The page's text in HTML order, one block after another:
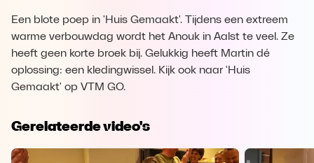
Een blote poep in 'Huis Gemaakt'. Tijdens een extreem
warme verbouwdag wordt het Anouk in Aalst te veel. Ze
heeft geen korte broek bij. Gelukkig heeft Martin dé
oplossing: een kledingwissel. Kijk ook naar 'Huis
Gemaakt' op VTM GO.
Gerelateerde video's